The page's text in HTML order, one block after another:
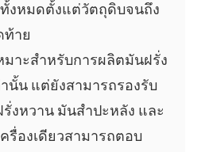
งหมดตั้งแต่วัตถุดิบจนถึง
าย
มาะสำหรับการผลิตมันฝรั่ง
นั้น แต่ยังสามารถรองรับ
งหวาน มันสำปะหลัง และ
รื่องเดียวสามารถตอบ